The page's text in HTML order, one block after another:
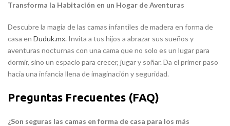
Transforma la Habitación en un Hogar de Aventuras
Descubre la magia de las camas infantiles de madera en forma de
casa en Duduk.mx. Invita a tus hijos a abrazar sus sueños y
aventuras nocturnas con una cama que no solo es un lugar para
dormir, sino un espacio para crecer, jugar y soñar. Da el primer paso
hacia una infancia llena de imaginación y seguridad.
Preguntas Frecuentes (FAQ)
¿Son seguras las camas en forma de casa para los más